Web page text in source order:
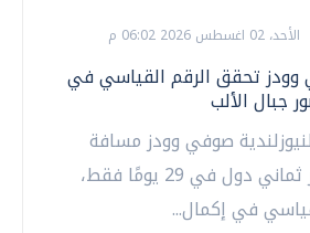
الأحد، 02 اغسطس 2026 06:02 م
وودز تحقق الرقم القياسي في
جبال الألب
صوفي وودز مسافة
ألفي كيلومتر عبر ثماني دول في 29 يومًا فقط،
في إكمال...